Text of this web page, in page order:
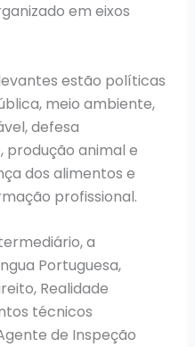
em eixos
estão políticas
meio ambiente,
defesa
produção animal e
dos alimentos e
profissional.
a
Portuguesa,
Realidade
técnicos
de Inspeção